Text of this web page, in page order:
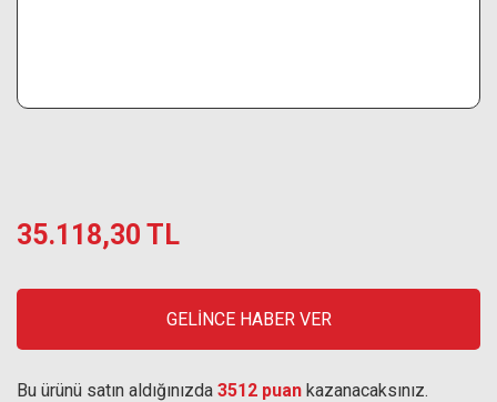
35.118,30 TL
GELİNCE HABER VER
Bu ürünü satın aldığınızda 3512 puan kazanacaksınız.